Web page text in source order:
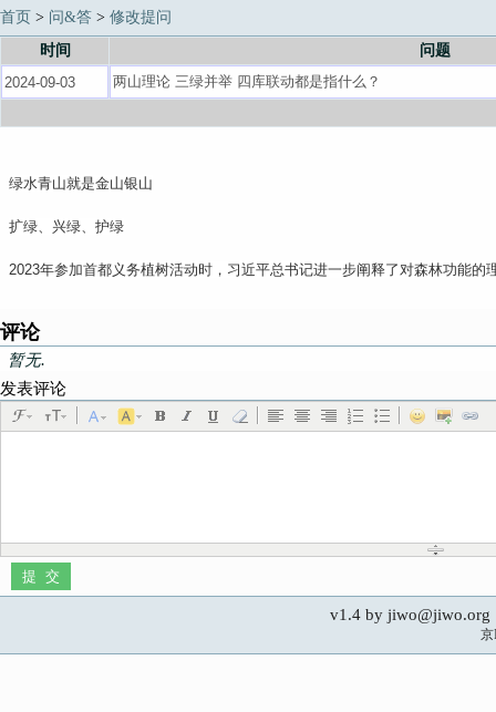
首页 > 问&答 > 修改提问
时间
问题
绿水青山就是金山银山
扩绿、兴绿、护绿
2023年参加首都义务植树活动时，习近平总书记进一步阐释了对森林功能
评论
暂无.
发表评论
v1.4 by
京